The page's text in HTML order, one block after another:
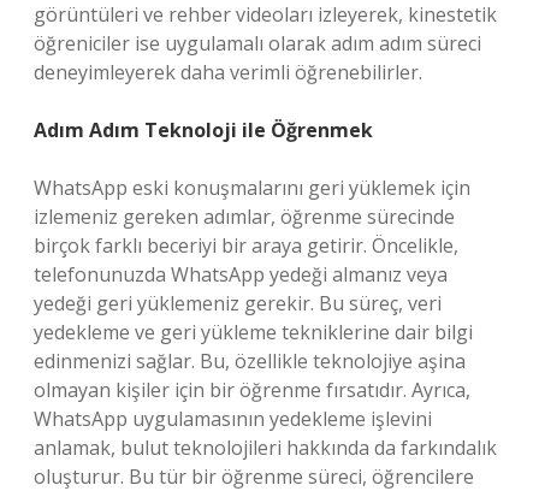
görüntüleri ve rehber videoları izleyerek, kinestetik
öğreniciler ise uygulamalı olarak adım adım süreci
deneyimleyerek daha verimli öğrenebilirler.
Adım Adım Teknoloji ile Öğrenmek
WhatsApp eski konuşmalarını geri yüklemek için
izlemeniz gereken adımlar, öğrenme sürecinde
birçok farklı beceriyi bir araya getirir. Öncelikle,
telefonunuzda WhatsApp yedeği almanız veya
yedeği geri yüklemeniz gerekir. Bu süreç, veri
yedekleme ve geri yükleme tekniklerine dair bilgi
edinmenizi sağlar. Bu, özellikle teknolojiye aşina
olmayan kişiler için bir öğrenme fırsatıdır. Ayrıca,
WhatsApp uygulamasının yedekleme işlevini
anlamak, bulut teknolojileri hakkında da farkındalık
oluşturur. Bu tür bir öğrenme süreci, öğrencilere